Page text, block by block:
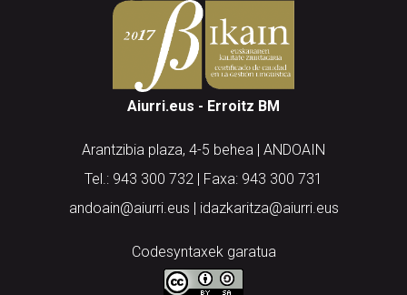
Aiurri.eus - Erroitz BM
Arantzibia plaza, 4-5 behea | ANDOAIN
Tel.: 943 300 732 | Faxa: 943 300 731
andoain@aiurri.eus | idazkaritza@aiurri.eus
Codesyntaxek garatua